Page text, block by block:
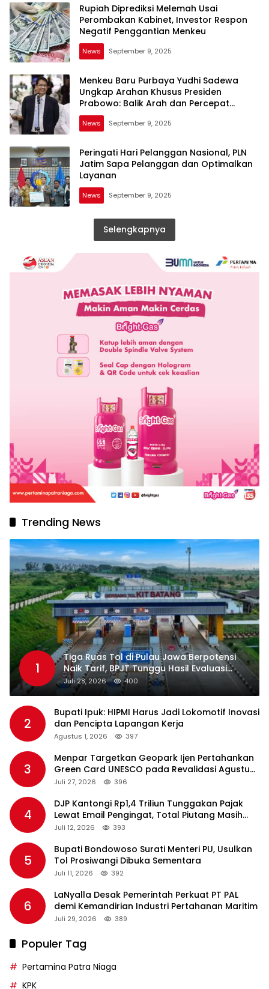
Rupiah Diprediksi Melemah Usai
Perombakan Kabinet, Investor Respon
Negatif Penggantian Menkeu
News September 9, 2025
Menkeu Baru Purbaya Yudhi Sadewa
Ungkap Arahan Khusus Presiden
Prabowo: Balik Arah dan Percepat
Pertumbuhan Ekonomi
News September 9, 2025
Peringati Hari Pelanggan Nasional, PLN
Jatim Sapa Pelanggan dan Optimalkan
Layanan
News September 9, 2025
Selengkapnya
Trending News
1
Tiga Ruas Tol di Pulau Jawa Berpotensi
Naik Tarif, BPJT Tunggu Hasil Evaluasi
Standar Pelayanan
Juli 28, 2026 400
2
Bupati Ipuk: HIPMI Harus Jadi Lokomotif Inovasi
dan Pencipta Lapangan Kerja
Agustus 1, 2026 397
3
Menpar Targetkan Geopark Ijen Pertahankan
Green Card UNESCO pada Revalidasi Agustus
2026
Juli 27, 2026 396
4
DJP Kantongi Rp1,4 Triliun Tunggakan Pajak
Lewat Email Pengingat, Total Piutang Masih
Rp36 Triliun
Juli 12, 2026 393
5
Bupati Bondowoso Surati Menteri PU, Usulkan
Tol Prosiwangi Dibuka Sementara
Juli 11, 2026 392
6
LaNyalla Desak Pemerintah Perkuat PT PAL
demi Kemandirian Industri Pertahanan Maritim
Juli 29, 2026 389
Populer Tag
Pertamina Patra Niaga
KPK